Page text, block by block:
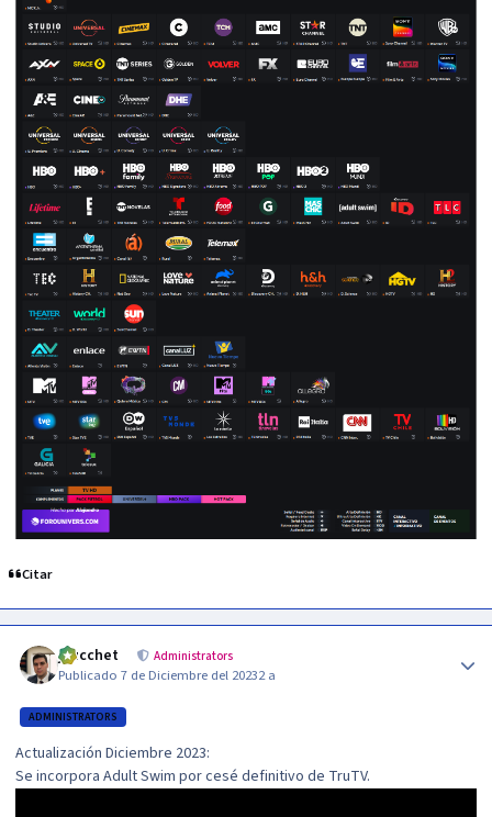
Citar
jzucchet Administrators
Publicado7 de Diciembre del 20232 a
ADMINISTRATORS
Actualización Diciembre 2023:
Se incorpora Adult Swim por cesé definitivo de TruTV.